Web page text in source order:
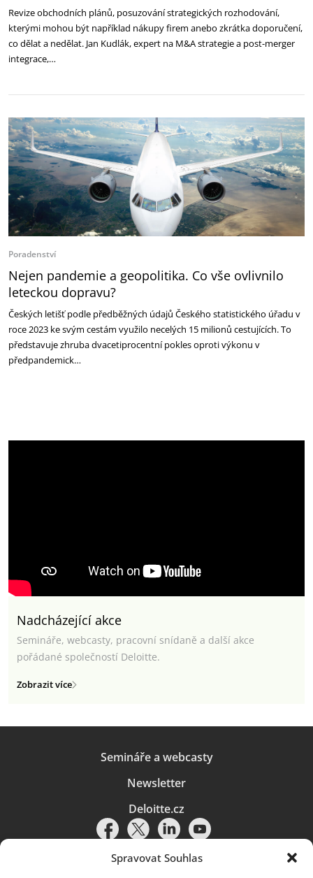
Spravovat Souhlas
Revize obchodních plánů, posuzování strategických rozhodování,
kterými mohou být například nákupy firem anebo zkrátka doporučení,
co dělat a nedělat. Jan Kudlák, expert na M&A strategie a post-merger
integrace,…
Poradenství
Nejen pandemie a geopolitika. Co vše ovlivnilo
leteckou dopravu?
Českých letišť podle předběžných údajů Českého statistického úřadu v
roce 2023 ke svým cestám využilo necelých 15 milionů cestujících. To
představuje zhruba dvacetiprocentní pokles oproti výkonu v
předpandemick…
Nadcházející akce
Semináře, webcasty, pracovní snídaně a další akce
pořádané společností Deloitte.
Zobrazit více
Semináře a webcasty
Newsletter
Deloitte.cz